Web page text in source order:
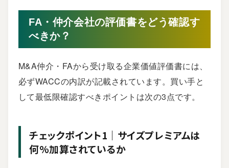
FA・仲介会社の評価書をどう確認す
べきか？
M&A仲介・FAから受け取る企業価値評価書には、
必ずWACCの内訳が記載されています。買い手と
して最低限確認すべきポイントは次の3点です。
チェックポイント1｜サイズプレミアムは
何%加算されているか